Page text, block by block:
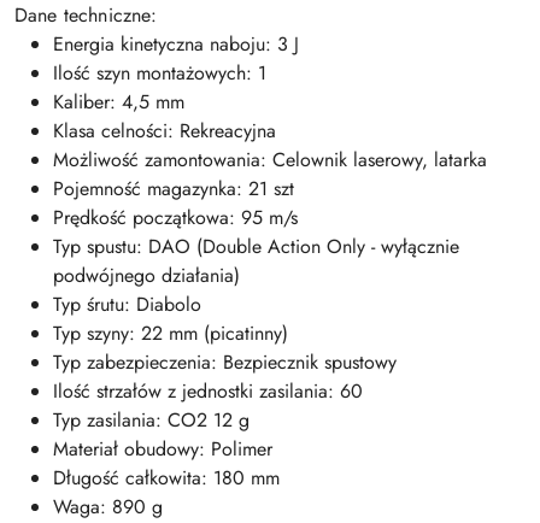
Dane techniczne:
Energia kinetyczna naboju: 3 J
Ilość szyn montażowych: 1
Kaliber: 4,5 mm
Klasa celności: Rekreacyjna
Możliwość zamontowania: Celownik laserowy, latarka
Pojemność magazynka: 21 szt
Prędkość początkowa: 95 m/s
Typ spustu: DAO (Double Action Only - wyłącznie
podwójnego działania)
Typ śrutu: Diabolo
Typ szyny: 22 mm (picatinny)
Typ zabezpieczenia: Bezpiecznik spustowy
Ilość strzałów z jednostki zasilania: 60
Typ zasilania: CO2 12 g
Materiał obudowy: Polimer
Długość całkowita: 180 mm
Waga: 890 g